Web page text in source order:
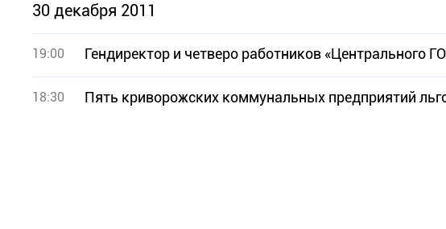
30 декабря 2011
19:00 Гендиректор и четверо работников «Центрального
18:30 Пять криворожских коммунальных предприятий